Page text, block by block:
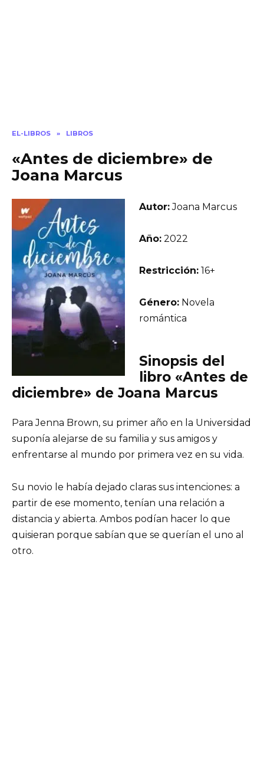
EL-LIBROS » LIBROS
«Antes de diciembre» de
Joana Marcus
Autor:Joana Marcus
Año: 2022
Restricción: 16+
Género: Novela
romántica
Sinopsis del
libro «Antes de
diciembre» de Joana Marcus
Para Jenna Brown, su primer año en la Universidad
suponía alejarse de su familia y sus amigos y
enfrentarse al mundo por primera vez en su vida.
Su novio le había dejado claras sus intenciones: a
partir de ese momento, tenían una relación a
distancia y abierta. Ambos podían hacer lo que
quisieran porque sabían que se querían el uno al
otro.